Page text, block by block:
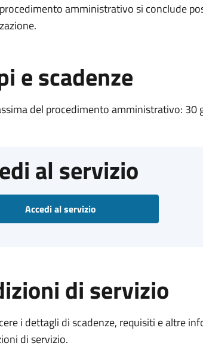
amministrativo si conclude
e scadenze
del procedimento amministrativo: 30
al servizio
Accedi al servizio
di servizio
i dettagli di scadenze, requisiti e altre
di servizio.